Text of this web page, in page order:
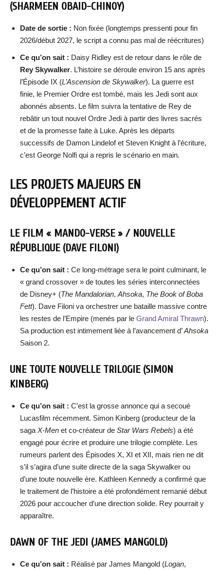
(SHARMEEN OBAID-CHINOY)
Date de sortie : Non fixée (longtemps pressenti pour fin
2026/début 2027, le script a connu pas mal de réécritures)
Ce qu’on sait : Daisy Ridley est de retour dans le rôle de
Rey Skywalker. L’histoire se déroule environ 15 ans après
l’Épisode IX (L’Ascension de Skywalker). La guerre est
finie, le Premier Ordre est tombé, mais les Jedi sont aux
abonnés absents. Le film suivra la tentative de Rey de
rebâtir un tout nouvel Ordre Jedi à partir des livres sacrés
et de la promesse faite à Luke. Après les départs
successifs de Damon Lindelof et Steven Knight à l’écriture,
c’est George Nolfi qui a repris le scénario en main.
LES PROJETS MAJEURS EN
DÉVELOPPEMENT ACTIF
LE FILM « MANDO-VERSE » / NOUVELLE
RÉPUBLIQUE (DAVE FILONI)
Ce qu’on sait : Ce long-métrage sera le point culminant, le
« grand crossover » de toutes les séries interconnectées
de Disney+ (The Mandalorian, Ahsoka, The Book of Boba
Fett). Dave Filoni va orchestrer une bataille massive contre
les restes de l’Empire (menés par le Grand Amiral Thrawn).
Sa production est intimement liée à l’avancement d’Ahsoka
Saison 2.
UNE TOUTE NOUVELLE TRILOGIE (SIMON
KINBERG)
Ce qu’on sait : C’est la grosse annonce qui a secoué
Lucasfilm récemment. Simon Kinberg (producteur de la
saga X-Men et co-créateur de Star Wars Rebels) a été
engagé pour écrire et produire une trilogie complète. Les
rumeurs parlent des Épisodes X, XI et XII, mais rien ne dit
s’il s’agira d’une suite directe de la saga Skywalker ou
d’une toute nouvelle ère. Kathleen Kennedy a confirmé que
le traitement de l’histoire a été profondément remanié début
2026 pour accoucher d’une direction solide. Rey pourrait y
apparaître.
DAWN OF THE JEDI (JAMES MANGOLD)
Ce qu’on sait : Réalisé par James Mangold (Logan,